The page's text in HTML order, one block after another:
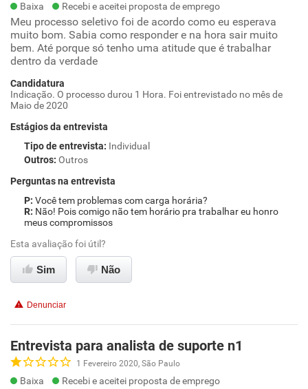
Baixa Recebi e aceitei proposta de emprego
Meu processo seletivo foi de acordo como eu esperava
muito bom. Sabia como responder e na hora sair muito
bem. Até porque só tenho uma atitude que é trabalhar
dentro da verdade
Candidatura
Indicação. O processo durou 1 Hora. Foi entrevistado no mês de
Maio de 2020
Estágios da entrevista
Tipo de entrevista: Individual
Outros: Outros
Perguntas na entrevista
Você tem problemas com carga horária?
Não! Pois comigo não tem horário pra trabalhar eu honro
meus compromissos
Esta avaliação foi útil?
Sim Não
Denunciar
Entrevista para analista de suporte n1
1 Fevereiro 2020, São Paulo
Baixa Recebi e aceitei proposta de emprego